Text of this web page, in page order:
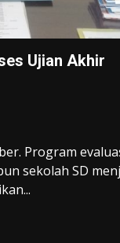
Ujian Akhir
Program
sekolah SD